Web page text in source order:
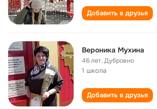
Добавить в друзья
Вероника Мухина
46 лет,Дубровно
1 школа
Добавить в друзья